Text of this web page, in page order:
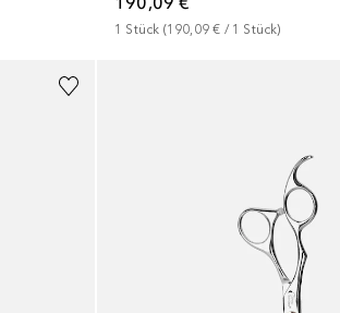
1 Stück (190,09 € / 1 Stück)